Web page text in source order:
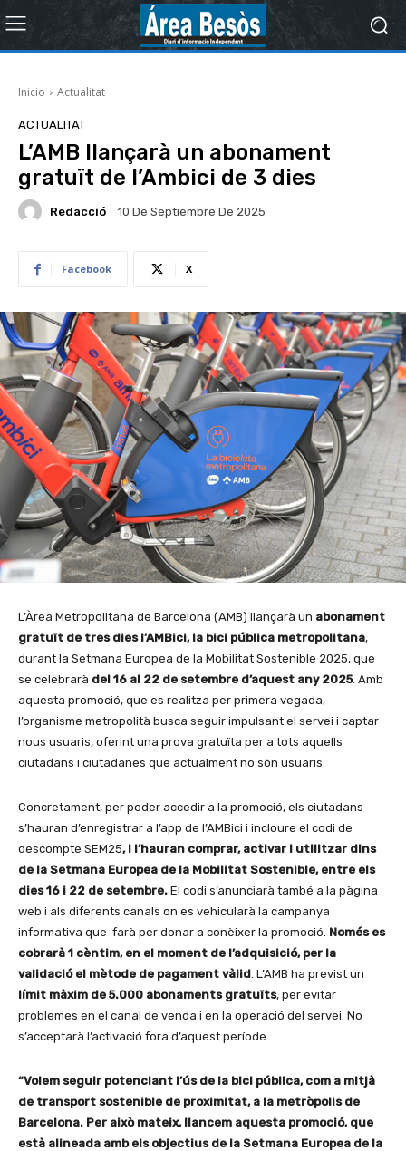
Inicio Actualitat
ACTUALITAT
L’AMB llançarà un abonament
gratuït de l’Ambici de 3 dies
Redacció 10 De Septiembre De 2025
Facebook X
L’Àrea Metropolitana de Barcelona (AMB) llançarà un abonament
gratuït de tres dies l’AMBici, la bici pública metropolitana,
durant la Setmana Europea de la Mobilitat Sostenible 2025, que
se celebrarà del 16 al 22 de setembre d’aquest any 2025. Amb
aquesta promoció, que es realitza per primera vegada,
l’organisme metropolità busca seguir impulsant el servei i captar
nous usuaris, oferint una prova gratuïta per a tots aquells
ciutadans i ciutadanes que actualment no són usuaris.
Concretament, per poder accedir a la promoció, els ciutadans
s’hauran d’enregistrar a l’app de l’AMBici i incloure el codi de
descompte SEM25, i l’hauran comprar, activar i utilitzar dins
de la Setmana Europea de la Mobilitat Sostenible, entre els
dies 16 i 22 de setembre. El codi s’anunciarà també a la pàgina
web i als diferents canals on es vehicularà la campanya
informativa que farà per donar a conèixer la promoció. Només es
cobrarà 1 cèntim, en el moment de l’adquisició, per la
validació el mètode de pagament vàlid . L’AMB ha previst un
límit màxim de 5.000 abonaments gratuïts, per evitar
problemes en el canal de venda i en la operació del servei. No
s’acceptarà l’activació fora d’aquest període.
“Volem seguir potenciant l’ús de la bici pública, com a mitjà
de transport sostenible de proximitat, a la metròpolis de
Barcelona. Per això mateix, llancem aquesta promoció, que
està alineada amb els objectius de la Setmana Europea de la